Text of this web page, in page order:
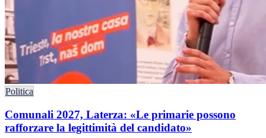
Politica
Comunali 2027, Laterza: «Le primarie possono
rafforzare la legittimità del candidato»